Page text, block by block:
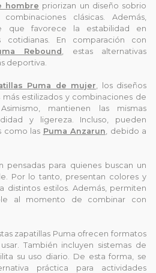
hombre priorizan un diseño sobrio
clásicas. Además,
que favorece la estabilidad en
cotidianas. En comparación con
Rebound
, estas alternativas
deportiva.
Puma de mujer , los diseños
estilizados y combinaciones de
mantienen las mismas
y ligereza. Incluso, pueden
como las Puma Anzarun , debido a
pensadas para quienes buscan un
Por lo tanto, presentan colores y
distintos estilos. Además, permiten
al momento de combinar con
zapatillas Puma ofrecen formatos
También incluyen sistemas de
su uso diario. De esta forma, se
práctica para actividades